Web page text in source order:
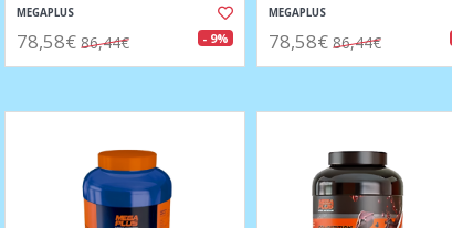
MEGAPLUS
78,58€ 86,44€ - 9%
MEGAPLUS
78,58€ 86,44€